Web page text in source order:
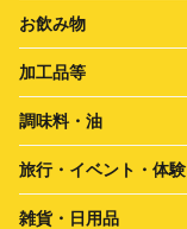
お飲み物
加工品等
調味料・油
旅行・イベント・体験
雑貨・日用品